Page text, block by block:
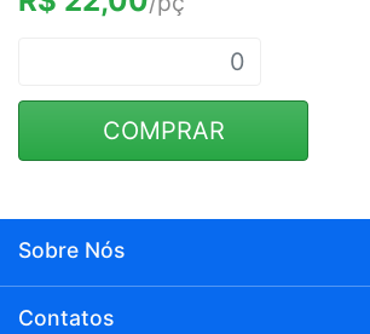
COMPRAR
Sobre Nós
seguimento de eletrônicos em atacado.
Contatos